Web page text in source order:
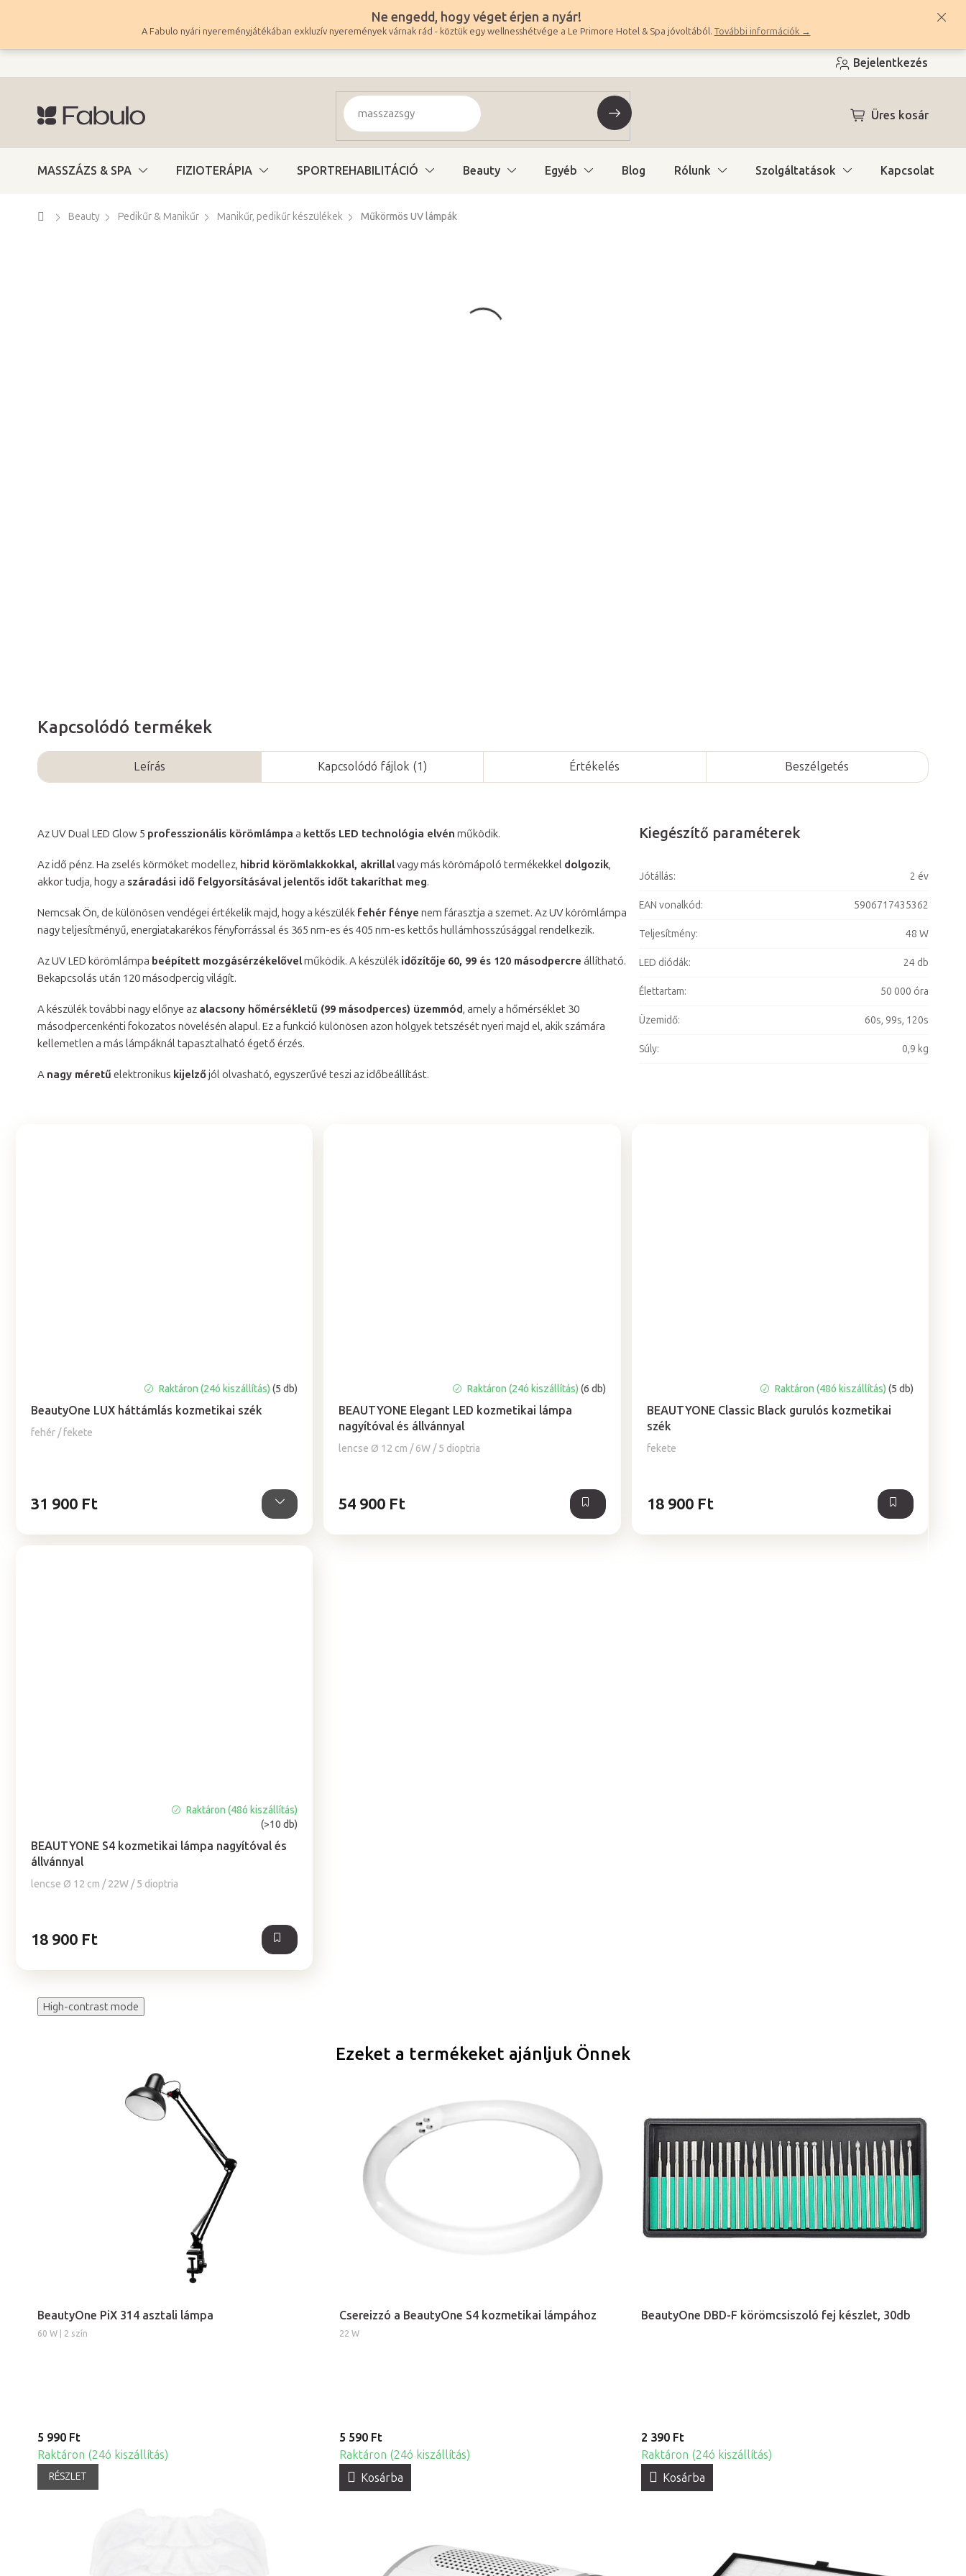
tartalomhoz
Ne engedd, hogy véget érjen a nyár!
A Fabulo nyári nyereményjátékában exkluzív nyeremények várnak rád - köztük egy wellnesshétvége a Le Primore Hotel & Spa jóvoltából. További információk →
Bejelentkezés
KOSÁR
Üres kosár
MASSZÁZS & SPA FIZIOTERÁPIA SPORTREHABILITÁCIÓ Beauty Egyéb Blog Rólunk Szolgáltatások Kapcsolat
Kezdőlap
Beauty Pedikűr & Manikűr Manikűr, pedikűr készülékek Műkörmös UV lámpák
Kapcsolódó termékek
BeautyOne LUX háttámlás kozmetikai szék
fehér / fekete
átlagos
értékelése
Raktáron (24ó kiszállítás)(5 db)
31 900 Ft
BEAUTYONE Elegant LED kozmetikai lámpa
nagyítóval és állvánnyal
lencse Ø 12 cm / 6W / 5 dioptria
átlagos
értékelése
5-
Raktáron (24ó kiszállítás) (6 db)
54 900 Ft
BEAUTYONE Classic Black gurulós kozmetikai
szék
fekete
átlagos
értékelése
5-
Raktáron (48ó kiszállítás) (5 db)
18 900 Ft
BEAUTYONE S4 kozmetikai lámpa nagyítóval és
állvánnyal
lencse Ø 12 cm / 22W / 5 dioptria
átlagos
értékelése
ből
Raktáron (48ó kiszállítás)
(>10 db)
18 900 Ft
Leírás Kapcsolódó fájlok (1) Értékelés Beszélgetés
AzUV Dual LED Glow 5 professzionális körömlámpa a kettős LED technológia elvén működik.
Az idő pénz. Ha zselés körmöket modellez, hibrid körömlakkokkal, akrillalvagy más körömápoló termékekkel dolgozik,
akkor tudja, hogy a száradási idő felgyorsításával jelentős időt takaríthat meg.
Nemcsak Ön, de különösen vendégei értékelik majd, hogy a készülék fehér fénye nem fárasztja a szemet. Az UV körömlámpa
nagy teljesítményű, energiatakarékos fényforrással és 365 nm-es és 405 nm-es kettős hullámhosszúsággal rendelkezik.
Az UV LED körömlámpa beépített mozgásérzékelővelműködik. A készülék időzítője 60, 99 és 120 másodpercre állítható.
Bekapcsolás után 120 másodpercig világít.
A készülék további nagy előnye az alacsony hőmérsékletű (99 másodperces) üzemmód, amely a hőmérséklet 30
másodpercenkénti fokozatos növelésén alapul. Ez a funkció különösen azon hölgyek tetszését nyeri majd el, akik számára
kellemetlen a más lámpáknál tapasztalható égető érzés.
A nagy méretű elektronikus kijelzőjól olvasható, egyszerűvé teszi az időbeállítást.
Kiegészítő paraméterek
Jótállás: 2 év
EAN vonalkód: 5906717435362
Teljesítmény: 48 W
LED diódák: 24 db
Élettartam: 50 000 óra
Üzemidő: 60s, 99s, 120s
Súly: 0,9 kg
High-contrast mode
Ezeket a termékeket ajánljuk Önnek
BeautyOne PiX 314 asztali lámpa
60 W | 2 szín
5 990 Ft
Raktáron (24ó kiszállítás)
RÉSZLET
Csereizzó a BeautyOne S4 kozmetikai lámpához
22 W
5 590 Ft
Raktáron (24ó kiszállítás)
Kosárba
BeautyOne DBD-F körömcsiszoló fej készlet, 30db
2 390 Ft
Raktáron (24ó kiszállítás)
Kosárba